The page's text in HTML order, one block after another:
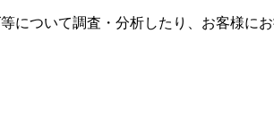
について調査・分析したり、お客様に